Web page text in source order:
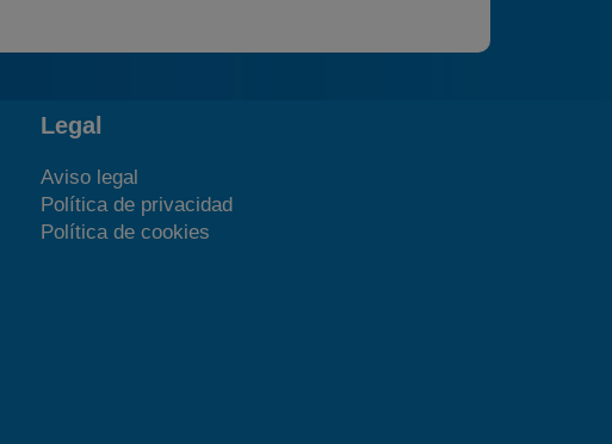
Legal
Aviso legal
Política de privacidad
Política de cookies